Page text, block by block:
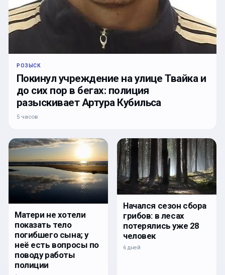
РОЗЫСК
Покинул учреждение на улице Твайка и
до сих пор в бегах: полиция
разыскивает Артура Кубильса
5 часов
Матери не хотели
показать тело
погибшего сына; у
неё есть вопросы по
поводу работы
полиции
Начался сезон сбора
грибов: в лесах
потерялись уже 28
человек
6 дней